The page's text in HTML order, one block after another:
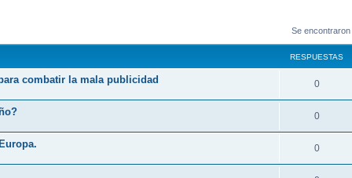
Se
RESPUESTAS
combatir la mala publicidad 0R
e
p
u
0R
e
0R
e